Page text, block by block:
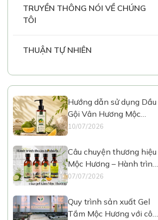
TRUYỀN THÔNG NÓI VỀ CHÚNG
TÔI
THUẬN TỰ NHIÊN
Hướng dẫn sử dụng Dầu
Gội Vân Hương Mộc
Hương
10/07/2026
Câu chuyện thương hiệu
Mộc Hương – Hành trình
Thuận Tự Nhiên
07/07/2026
Quy trình sản xuất Gel
Tắm Mộc Hương với công